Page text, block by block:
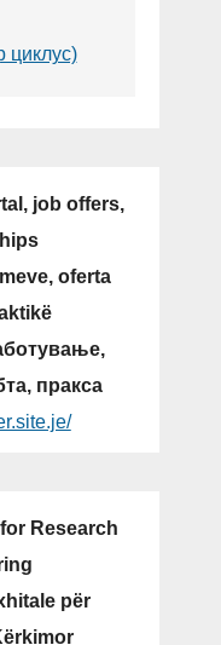
циклус)
job offers,
oferta
пракса
Research
për